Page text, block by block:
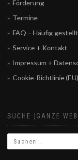
Förderung
Termine
FAQ – Häufig
Service + Kontakt
Impressum +
Cookie-Richtlinie (EU)
SUCHE (GANZE